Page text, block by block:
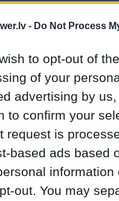
- Do Not Process
to opt-out of
of your
advertising by
to confirm your
request is
based ads based
out. You may
klubs un nav saistīts ar